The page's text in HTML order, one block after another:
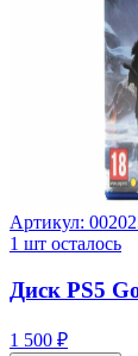
Артикул:
1 шт осталось
Диск PS5
1 500 ₽